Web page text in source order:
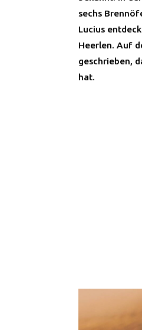
sechs
Lucius
Heerlen. Auf
geschrieben,
hat.